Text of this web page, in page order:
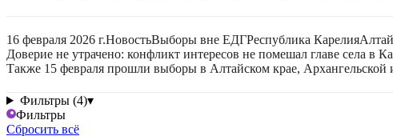
16 февраля 2026 г.НовостьВыборы вне ЕДГРеспублика Карелия
Доверие не утрачено: конфликт интересов не помешал главе села в
Также 15 февраля прошли выборы в Алтайском крае, Архангельской
Фильтры (4)▾
Фильтры
Сбросить всё